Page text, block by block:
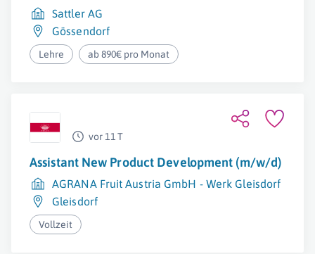
Sattler AG
Gössendorf
Lehre ab 890€ pro Monat
vor 11 T
Assistant New Product Development (m/w/d)
AGRANA Fruit Austria GmbH - Werk Gleisdorf
Gleisdorf
Vollzeit